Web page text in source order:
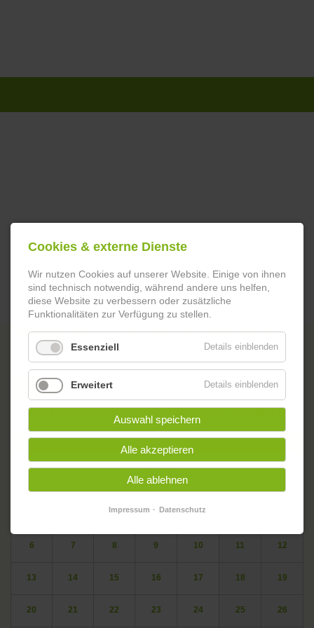
Deutschkurs für Dari-Sprechende
Zurück
oskar. DAS BEGEGNUNGSZENTRUM IN DER GARTENSTADT
< Juli 2026 >
Mo So
1 2 3
6 7 8 9 10 11 12
13 14 15 16 17 18 19
20 21 22 23 24 25 26
Cookies & externe Dienste
Wir nutzen Cookies auf unserer Website. Einige von ihnen
sind technisch notwendig, während andere uns helfen,
diese Website zu verbessern oder zusätzliche
Funktionalitäten zur Verfügung zu stellen.
Essenziell Details einblenden
Erweitert Details einblenden
Auswahl speichern
Alle akzeptieren
Alle ablehnen
Impressum Datenschutz